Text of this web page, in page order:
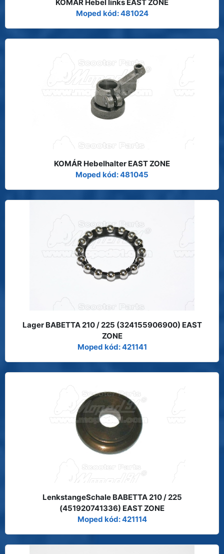
KOMÁR Hebel links EAST ZONE
Moped kód: 481024
KOMÁR Hebelhalter EAST ZONE
Moped kód: 481045
Lager BABETTA 210 / 225 (324155906900) EAST
ZONE
Moped kód: 421141
LenkstangeSchale BABETTA 210 / 225
(451920741336) EAST ZONE
Moped kód: 421114